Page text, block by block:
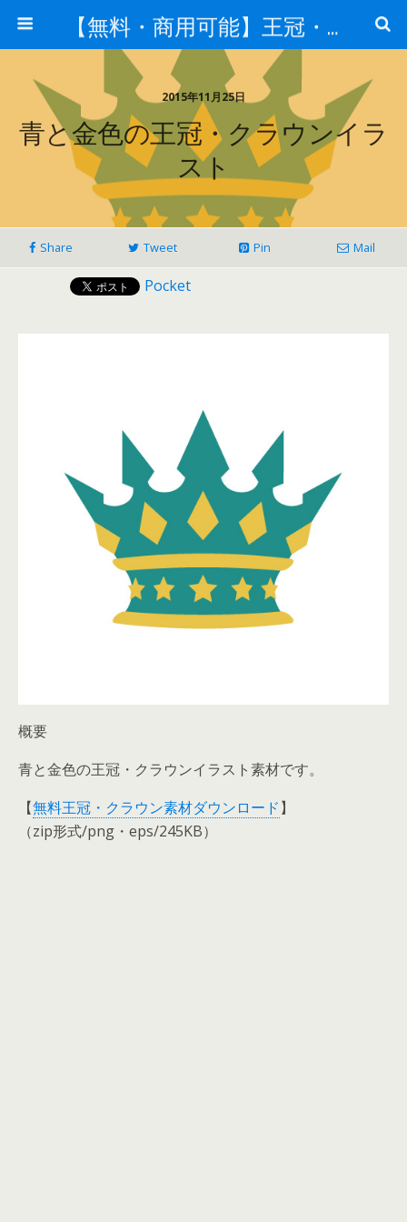
【無料・商用可能】王冠・クラウン素材
2015年11月25日
青と金色の王冠・クラウンイラ
スト
Share Tweet Pin Mail
Pocket
概要
青と金色の王冠・クラウンイラスト素材です。
【無料王冠・クラウン素材ダウンロード】
（zip形式/png・eps/245KB）